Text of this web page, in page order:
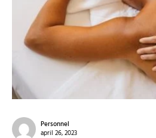
Personnel
april 26, 2023